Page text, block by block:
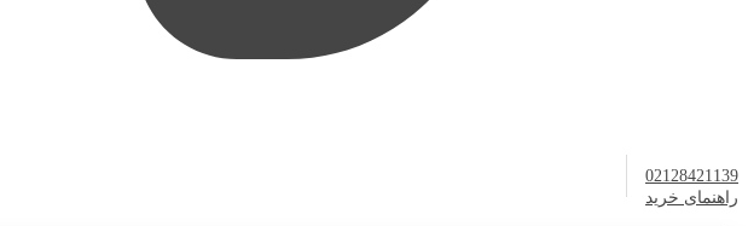
02128421139
راهنمای خرید